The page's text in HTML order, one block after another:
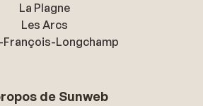
La Plagne
Les Arcs
François-Longchamp
de Sunweb